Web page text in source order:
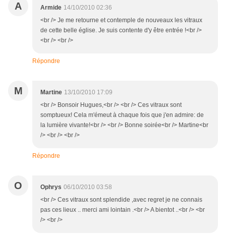
A Armide 14/10/2010 02:36
<br /> Je me retourne et contemple de nouveaux les vitraux
de cette belle église. Je suis contente d'y être entrée !<br />
<br /> <br />
Répondre
M Martine 13/10/2010 17:09
<br /> Bonsoir Hugues,<br /> <br /> Ces vitraux sont
somptueux! Cela m'émeut à chaque fois que j'en admire: de
la lumière vivante!<br /> <br /> Bonne soirée<br /> Martine<br
/> <br /> <br />
Répondre
O Ophrys 06/10/2010 03:58
<br /> Ces vitraux sont splendide ,avec regret je ne connais
pas ces lieux .. merci ami lointain .<br /> A bientot ..<br /> <br
/> <br />